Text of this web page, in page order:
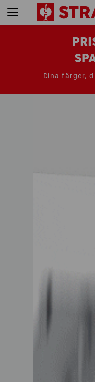
Dina färger,